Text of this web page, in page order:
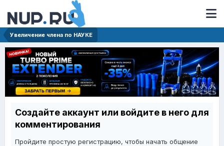
Увеличение члена по НАУКЕ
Создайте аккаунт или войдите в него для
комментирования
Пройдите простую регистрацию, чтобы начать общение